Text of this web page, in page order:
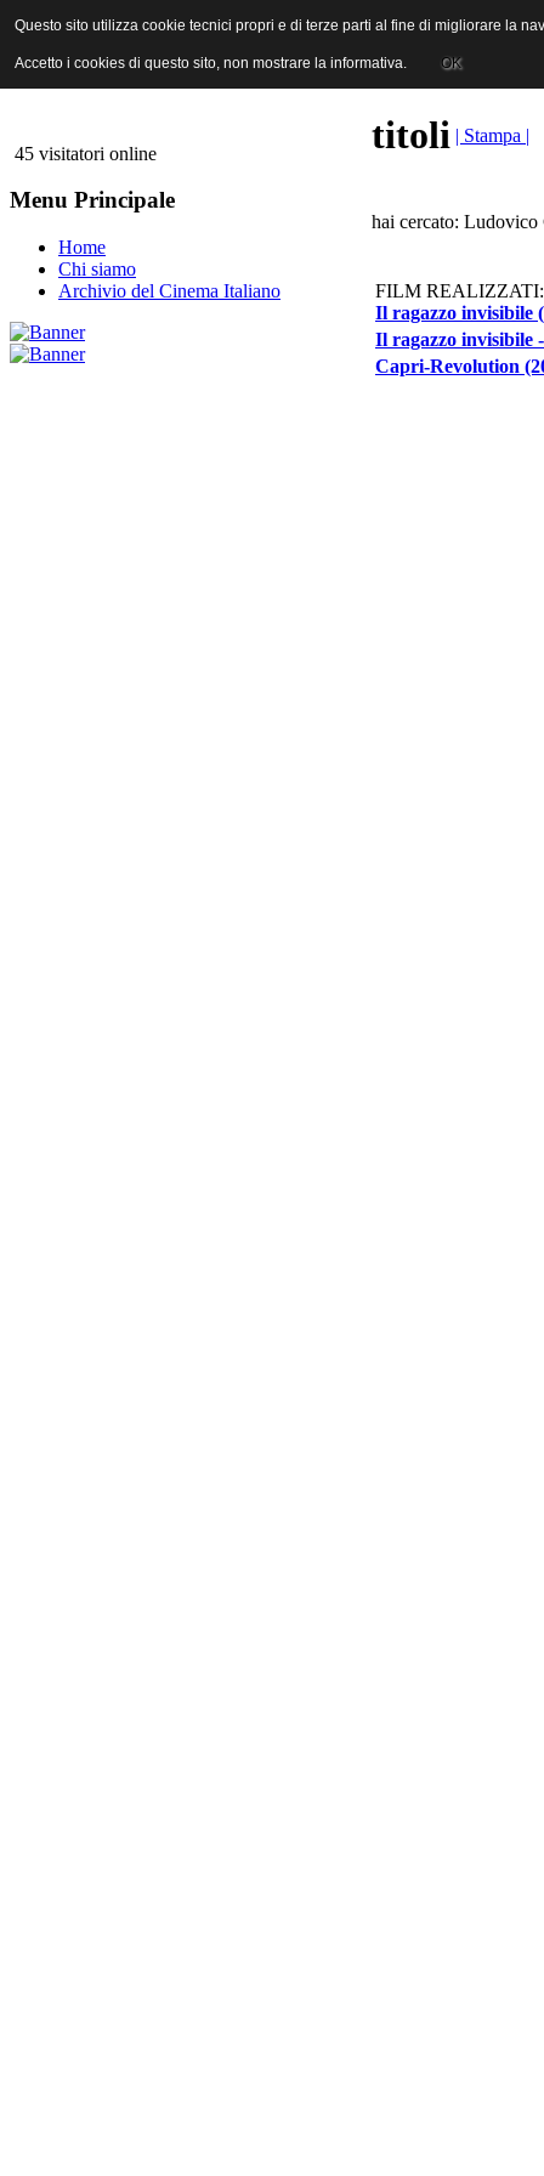
ANICA | Associazione Nazionale Industrie Cinematografiche
45 visitatori online
Menu Principale
Home
Chi siamo
Archivio del Cinema Italiano
titoli | Stampa |
hai cercato: Ludovico
FILM REALIZZATI:
Il ragazzo invisibile
Il ragazzo invisibile
Capri-Revolution
Questo sito utilizza cookie tecnici propri e di terze parti al fine di migliorare la
Accetto i cookies di questo sito, non mostrare la informativa. OK
Questo sito utilizza cookie tecnici propri e di terze parti al fine di migliorare la
Accetto i cookies di questo sito, non mostrare la informativa. OK